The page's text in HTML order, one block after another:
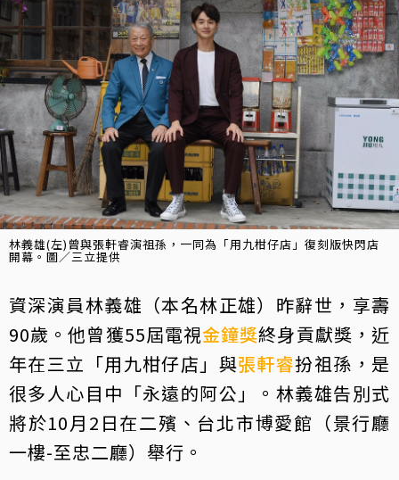
林義雄(左)曾與張軒睿演祖孫，一同為「用九柑仔店」復刻版快閃店
開幕。圖／三立提供
資深演員林義雄（本名林正雄）昨辭世，享壽
90歲。他曾獲55屆電視金鐘獎終身貢獻獎，近
年在三立「用九柑仔店」與張軒睿扮祖孫，是
很多人心目中「永遠的阿公」。林義雄告別式
將於10月2日在二殯、台北市博愛館（景行廳
一樓-至忠二廳）舉行。